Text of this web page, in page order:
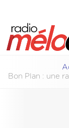
Bon Plan : une